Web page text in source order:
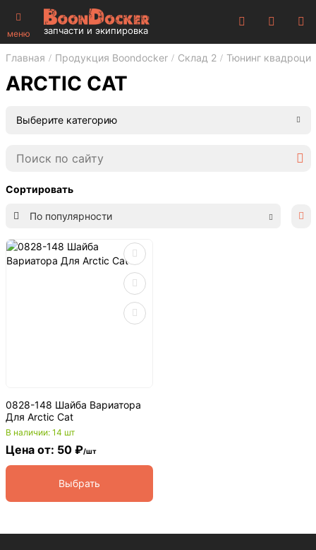
меню запчасти и экипировка
Главная Продукция Boondocker Склад 2 Тюнинг
ARCTIC CAT
Выберите категорию
Сортировать
По популярности
0828-148 Шайба Вариатора
Для Arctic Cat
В наличии: 14 шт
Цена от: 50 ₽/шт
Выбрать